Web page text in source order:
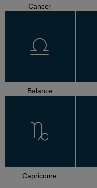
Cancer
Balance
Capricorne